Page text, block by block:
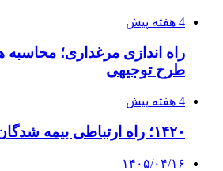
4 هفته پیش
راه اندازی مرغداری؛ محاسبه
طرح توجیهی
4 هفته پیش
۱۴۲۰؛ راه ارتباطی بیمه شدگان تأمین‌اجتماعی
۱۴۰۵/۰۴/۱۶